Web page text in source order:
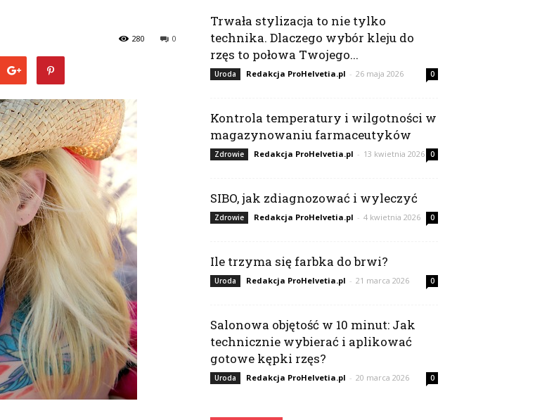
0
280
Trwała stylizacja to nie tylko
technika. Dlaczego wybór kleju do
rzęs to połowa Twojego...
Uroda Redakcja ProHelvetia.pl - 26 maja 2026 0
Kontrola temperatury i wilgotności w
magazynowaniu farmaceutyków
Zdrowie Redakcja ProHelvetia.pl - 13 kwietnia 2026 0
SIBO, jak zdiagnozować i wyleczyć
Zdrowie Redakcja ProHelvetia.pl - 4 kwietnia 2026 0
Ile trzyma się farbka do brwi?
Uroda Redakcja ProHelvetia.pl - 21 marca 2026 0
Salonowa objętość w 10 minut: Jak
technicznie wybierać i aplikować
gotowe kępki rzęs?
Uroda Redakcja ProHelvetia.pl - 20 marca 2026 0